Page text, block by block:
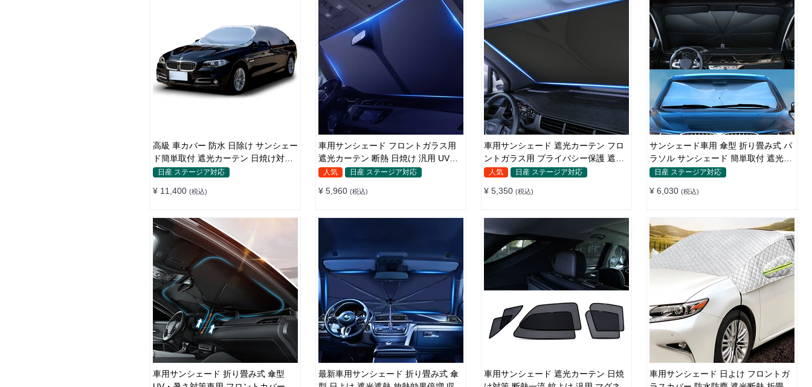
高級 車カバー 防水 日除け サンシェー
ド簡単取付 遮光カーテン 日焼け対策
断熱 汎用
日産 ステージア対応
¥ 11,400 (税込)
車用サンシェード フロントガラス用
遮光カーテン 断熱 日焼け 汎用 UVカ
ット 取付簡単 収納便利
人気 日産 ステージア対応
¥ 5,960 (税込)
車用サンシェード 遮光カーテン フロ
ントガラス用 プライバシー保護 遮熱
日よけ 省エネ
人気 日産 ステージア対応
¥ 5,350 (税込)
サンシェード車用 傘型 折り畳み式 パ
ラソル サンシェード 簡単取付 遮光遮
熱 車窓日よけ UVカット
日産 ステージア対応
¥ 6,030 (税込)
車用サンシェード 折り畳み式 傘型
最新車用サンシェード 折り畳み式 傘
車用サンシェード 遮光カーテン 日焼
車用サンシェード 日よけ フロントガ